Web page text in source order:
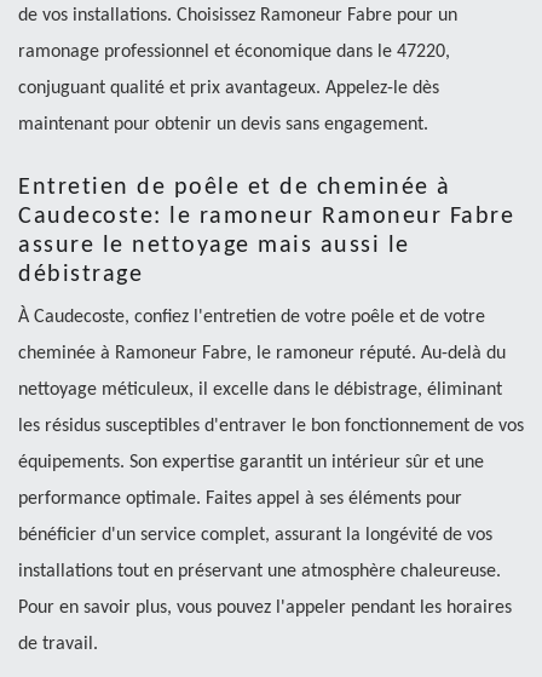
de vos installations. Choisissez Ramoneur Fabre pour un
ramonage professionnel et économique dans le 47220,
conjuguant qualité et prix avantageux. Appelez-le dès
maintenant pour obtenir un devis sans engagement.
Entretien de poêle et de cheminée à
Caudecoste: le ramoneur Ramoneur Fabre
assure le nettoyage mais aussi le
débistrage
À Caudecoste, confiez l'entretien de votre poêle et de votre
cheminée à Ramoneur Fabre, le ramoneur réputé. Au-delà du
nettoyage méticuleux, il excelle dans le débistrage, éliminant
les résidus susceptibles d'entraver le bon fonctionnement de vos
équipements. Son expertise garantit un intérieur sûr et une
performance optimale. Faites appel à ses éléments pour
bénéficier d'un service complet, assurant la longévité de vos
installations tout en préservant une atmosphère chaleureuse.
Pour en savoir plus, vous pouvez l'appeler pendant les horaires
de travail.